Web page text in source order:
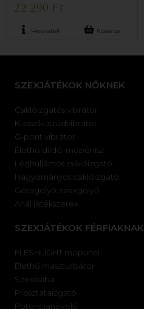
22 290 Ft
Részletek Kosárba
SZEXJÁTÉKOK NŐKNEK
Csiklóizgatós vibrátor
Klasszikus rúdvibrátor
G-pont vibrátor
Élethű dildó, műpénisz
Léghullámos csiklóizgató
Hagyományos csiklóizgató
Gésagolyó, szexgolyó
Anál játékszerek
SZEXJÁTÉKOK FÉRFIAKNAK
FLESHLIGHT műpunci
Élethű maszturbátor
Szexbaba
Prosztataizgató
Potencianövelő